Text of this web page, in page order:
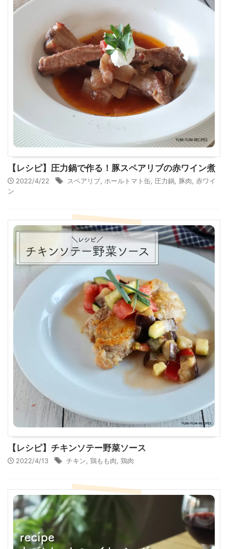
【レシピ】圧力鍋で作る！豚スペアリブの赤ワイン煮
2022/4/22 スペアリブ ホールトマト缶 圧力鍋 豚肉 赤ワイ
ン
【レシピ】チキンソテー野菜ソース
2022/4/13 チキン 鶏もも肉 鶏肉